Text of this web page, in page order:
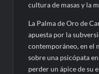
cultura de masas y la
La Palma de Oro de
apuesta por la
contemporáneo, en el
sobre una psicópata
perder un ápice de su